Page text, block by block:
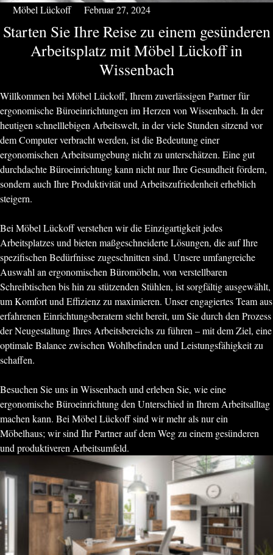
Möbel Lückoff Februar 27, 2024
Starten Sie Ihre Reise zu einem gesünderen
Arbeitsplatz mit Möbel Lückoff in
Wissenbach
Willkommen bei Möbel Lückoff, Ihrem zuverlässigen Partner für
ergonomische Büroeinrichtungen im Herzen von Wissenbach. In der
heutigen schnelllebigen Arbeitswelt, in der viele Stunden sitzend vor
dem Computer verbracht werden, ist die Bedeutung einer
ergonomischen Arbeitsumgebung nicht zu unterschätzen. Eine gut
durchdachte Büroeinrichtung kann nicht nur Ihre Gesundheit fördern,
sondern auch Ihre Produktivität und Arbeitszufriedenheit erheblich
steigern.
Bei Möbel Lückoff verstehen wir die Einzigartigkeit jedes
Arbeitsplatzes und bieten maßgeschneiderte Lösungen, die auf Ihre
spezifischen Bedürfnisse zugeschnitten sind. Unsere umfangreiche
Auswahl an ergonomischen Büromöbeln, von verstellbaren
Schreibtischen bis hin zu stützenden Stühlen, ist sorgfältig ausgewählt,
um Komfort und Effizienz zu maximieren. Unser engagiertes Team aus
erfahrenen Einrichtungsberatern steht bereit, um Sie durch den Prozess
der Neugestaltung Ihres Arbeitsbereichs zu führen – mit dem Ziel, eine
optimale Balance zwischen Wohlbefinden und Leistungsfähigkeit zu
schaffen.
Besuchen Sie uns in Wissenbach und erleben Sie, wie eine
ergonomische Büroeinrichtung den Unterschied in Ihrem Arbeitsalltag
machen kann. Bei Möbel Lückoff sind wir mehr als nur ein
Möbelhaus; wir sind Ihr Partner auf dem Weg zu einem gesünderen
und produktiveren Arbeitsumfeld.